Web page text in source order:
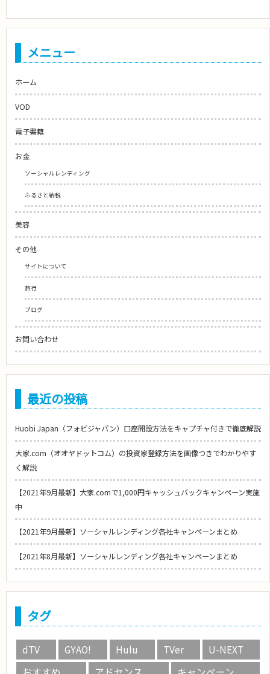
メニュー
ホーム
VOD
電子書籍
お金
ソーシャルレンディング
ふるさと納税
美容
その他
サイトについて
旅行
ブログ
お問い合わせ
最近の投稿
Huobi Japan（フォビジャパン）口座開設方法をキャプチャ付きで徹底解説
大家.com（オオヤドットコム）の投資家登録方法を画像つきでわかりやす
く解説
【2021年9月最新】大家.comで1,000円キャッシュバックキャンペーン実施
中
【2021年9月最新】ソーシャルレンディング各社キャンペーンまとめ
【2021年8月最新】ソーシャルレンディング各社キャンペーンまとめ
タグ
dTV GYAO! Hulu TVer
U-NEXT